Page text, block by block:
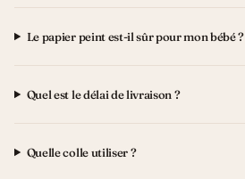
Le papier peint est-il sûr pour mon bébé ?
Quel est le délai de livraison ?
Quelle colle utiliser ?